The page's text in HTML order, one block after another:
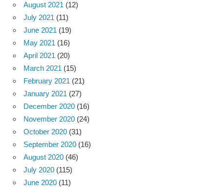
August 2021 (12)
July 2021 (11)
June 2021 (19)
May 2021 (16)
April 2021 (20)
March 2021 (15)
February 2021 (21)
January 2021 (27)
December 2020 (16)
November 2020 (24)
October 2020 (31)
September 2020 (16)
August 2020 (46)
July 2020 (115)
June 2020 (11)